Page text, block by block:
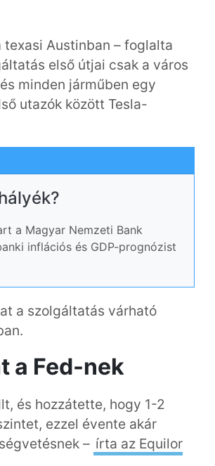
Austinban – foglalta
első útjai csak a város
minden járműben egy
utazók között Tesla-
a Magyar Nemzeti Bank
inflációs és GDP-prognózist
a szolgáltatás várható
a Fed-nek
és hozzátette, hogy 1-2
ezzel évente akár
– írta az Equilor